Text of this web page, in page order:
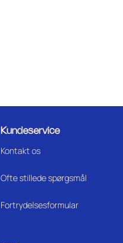
Kundeservice
Kontakt os
Ofte stillede spørgsmål
Fortrydelsesformular